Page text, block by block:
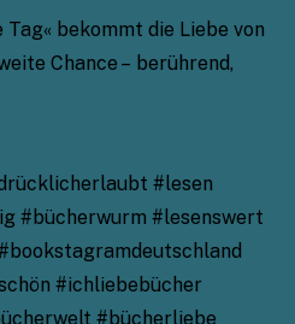
bekommt die Liebe von
Chance – berührend,
#lesen
#bücherwurm #lesenswert
#ichliebebücher
#bücherliebe